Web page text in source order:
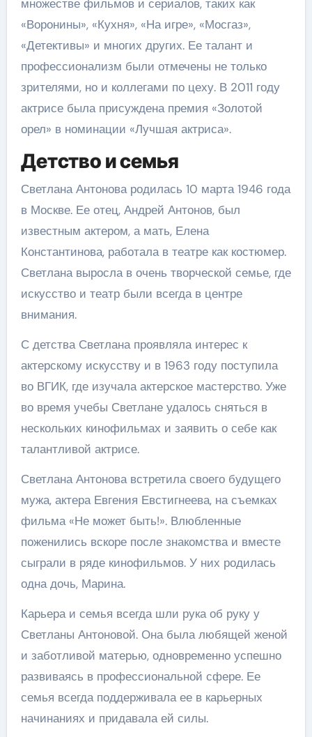
множестве фильмов и сериалов, таких как
«Воронины», «Кухня», «На игре», «Мосгаз»,
«Детективы» и многих других. Ее талант и
профессионализм были отмечены не только
зрителями, но и коллегами по цеху. В 2011 году
актрисе была присуждена премия «Золотой
орел» в номинации «Лучшая актриса».
Детство и семья
Светлана Антонова родилась 10 марта 1946 года
в Москве. Ее отец, Андрей Антонов, был
известным актером, а мать, Елена
Константинова, работала в театре как костюмер.
Светлана выросла в очень творческой семье, где
искусство и театр были всегда в центре
внимания.
С детства Светлана проявляла интерес к
актерскому искусству и в 1963 году поступила
во ВГИК, где изучала актерское мастерство. Уже
во время учебы Светлане удалось сняться в
нескольких кинофильмах и заявить о себе как
талантливой актрисе.
Светлана Антонова встретила своего будущего
мужа, актера Евгения Евстигнеева, на съемках
фильма «Не может быть!». Влюбленные
поженились вскоре после знакомства и вместе
сыграли в ряде кинофильмов. У них родилась
одна дочь, Марина.
Карьера и семья всегда шли рука об руку у
Светланы Антоновой. Она была любящей женой
и заботливой матерью, одновременно успешно
развиваясь в профессиональной сфере. Ее
семья всегда поддерживала ее в карьерных
начинаниях и придавала ей силы.